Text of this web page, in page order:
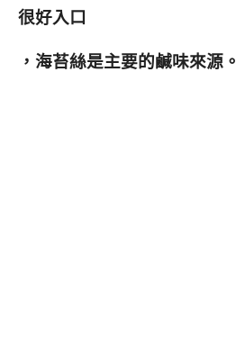
很好入口
，海苔絲是主要的鹹味來源。